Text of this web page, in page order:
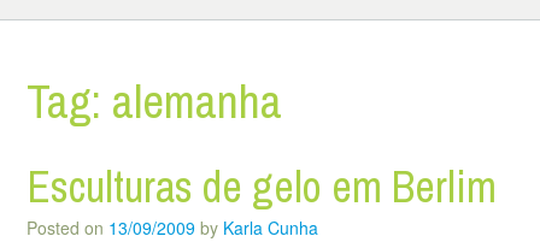
Tag: alemanha
Esculturas de gelo em Berlim
Posted on 13/09/2009 by Karla Cunha